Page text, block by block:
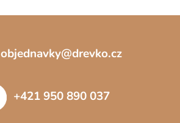
objednavky@drevko.cz
+421 950 890 037